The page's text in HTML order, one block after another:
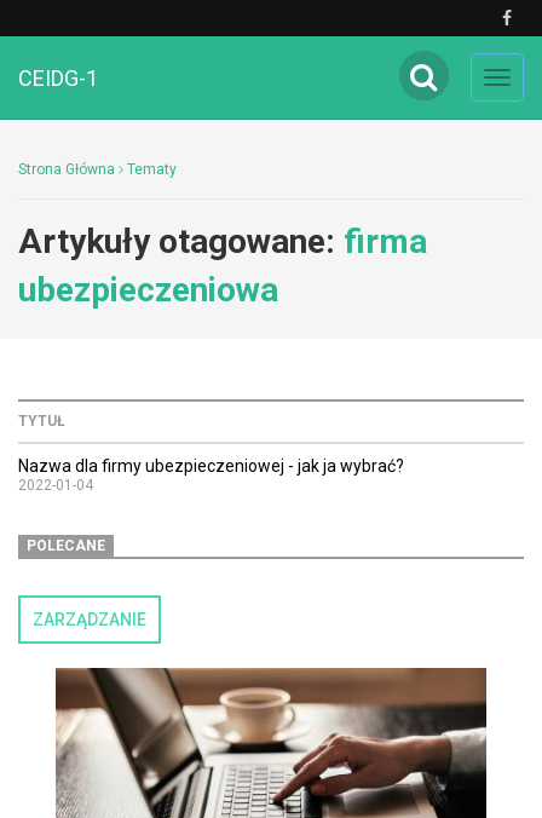
CEIDG-1
Strona Główna Tematy
Artykuły otagowane: firma
ubezpieczeniowa
TYTUŁ
Nazwa dla firmy ubezpieczeniowej - jak ja wybrać?
2022-01-04
POLECANE
ZARZĄDZANIE